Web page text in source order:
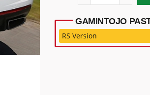
GAMINTOJO
RS Version